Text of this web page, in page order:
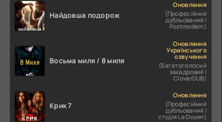
Найдовша подорож
Оновлення
(Професійний
дубльований |
Postmodern)
Восьма миля / 8 миля
Оновлення
Українського
озвучення
(Багатоголосий
закадровий |
CloverDUB)
Крик 7
Оновлення
(Професійний
дубльований |
студія Le Doyen)